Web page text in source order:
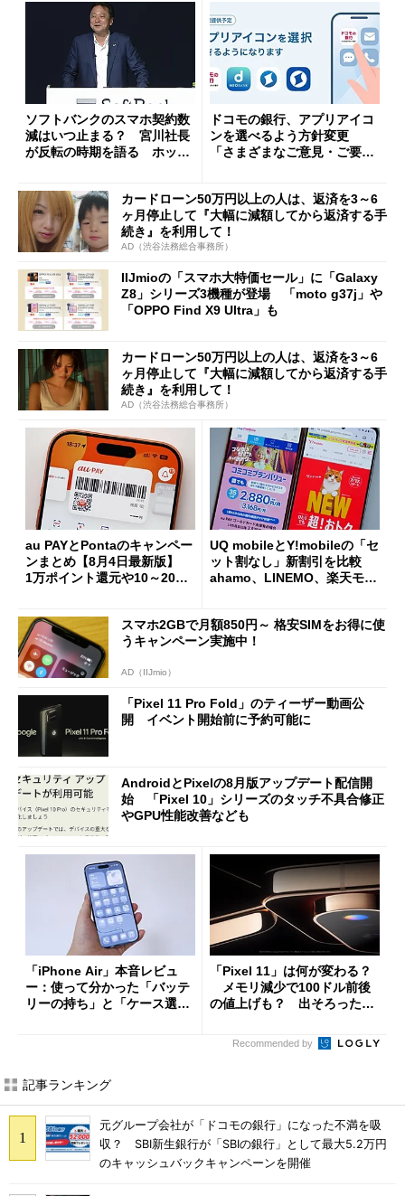
ソフトバンクのスマホ契約数
減はいつ止まる？ 宮川社長
が反転の時期を語る ホッピ
ドコモの銀行、アプリアイコ
ンを選べるよう方針変更
「さまざまなご意見・ご要望
カードローン50万円以上の人は、返済を3～6
ヶ月停止して『大幅に減額してから返済する手
続き』を利用して！
AD（渋谷法務総合事務所）
IIJmioの「スマホ大特価セール」に「Galaxy
Z8」シリーズ3機種が登場 「moto g37j」や
「OPPO Find X9 Ultra」も
カードローン50万円以上の人は、返済を3～6
ヶ月停止して『大幅に減額してから返済する手
続き』を利用して！
AD（渋谷法務総合事務所）
au PAYとPontaのキャンペー
ンまとめ【8月4日最新版】
1万ポイント還元や10～20％
UQ mobileとY!mobileの「セ
ット割なし」新割引を比較
ahamo、LINEMO、楽天モバ
スマホ2GBで月額850円～ 格安SIMをお得に使
うキャンペーン実施中！
AD（IIJmio）
「Pixel 11 Pro Fold」のティーザー動画公
開 イベント開始前に予約可能に
AndroidとPixelの8月版アップデート配信開
始 「Pixel 10」シリーズのタッチ不具合修正
やGPU性能改善なども
「iPhone Air」本音レビュ
ー：使って分かった「バッテ
リーの持ち」と「ケース選
「Pixel 11」は何が変わる？
メモリ減少で100ドル前後
の値上げも？ 出そろったう
Recommended by
記事ランキング
元グループ会社が「ドコモの銀行」になった不満を吸
収？ SBI新生銀行が「SBIの銀行」として最大5.2万円
のキャッシュバックキャンペーンを開催